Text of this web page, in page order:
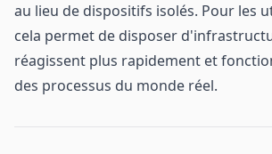
au lieu de dispositifs isolés. Pour les
cela permet de disposer
réagissent plus rapidement et
des processus du monde réel.